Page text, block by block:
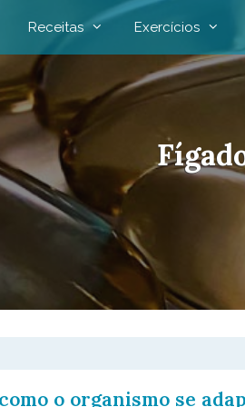
Receitas Exercícios
o organismo se